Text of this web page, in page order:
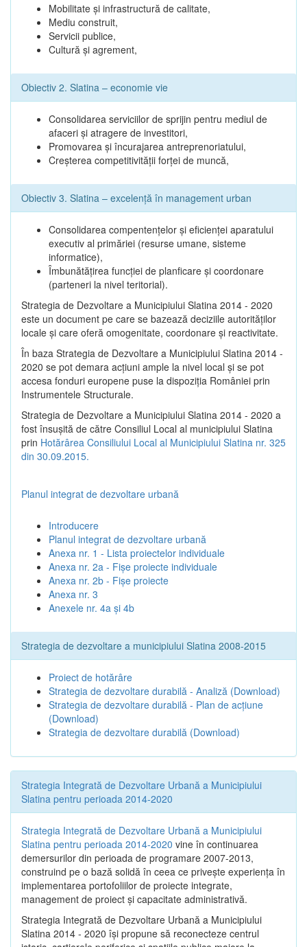
Mobilitate şi infrastructură de calitate,
Mediu construit,
Servicii publice,
Cultură şi agrement,
Obiectiv 2. Slatina – economie vie
Consolidarea serviciilor de sprijin pentru mediul de
afaceri şi atragere de investitori,
Promovarea şi încurajarea antreprenoriatului,
Creşterea competitivităţii forţei de muncă,
Obiectiv 3. Slatina – excelenţă în management urban
Consolidarea compentenţelor şi eficienţei aparatului
executiv al primăriei (resurse umane, sisteme
informatice),
Îmbunătăţirea funcţiei de planficare şi coordonare
(parteneri la nivel teritorial).
Strategia de Dezvoltare a Municipiului Slatina 2014 - 2020
este un document pe care se bazează deciziile autorităţilor
locale şi care oferă omogenitate, coordonare şi reactivitate.
În baza Strategia de Dezvoltare a Municipiului Slatina 2014 -
2020 se pot demara acţiuni ample la nivel local şi se pot
accesa fonduri europene puse la dispoziţia României prin
Instrumentele Structurale.
Strategia de Dezvoltare a Municipiului Slatina 2014 - 2020 a
fost însuşită de către Consiliul Local al municipiului Slatina
prin Hotărârea Consiliului Local al Municipiului Slatina nr. 325
din 30.09.2015.
Planul integrat de dezvoltare urbană
Introducere
Planul integrat de dezvoltare urbană
Anexa nr. 1 - Lista proiectelor individuale
Anexa nr. 2a - Fișe proiecte individuale
Anexa nr. 2b - Fișe proiecte
Anexa nr. 3
Anexele nr. 4a și 4b
Strategia de dezvoltare a municipiului Slatina 2008-2015
Proiect de hotărâre
Strategia de dezvoltare durabilă - Analiză (Download)
Strategia de dezvoltare durabilă - Plan de acțiune
(Download)
Strategia de dezvoltare durabilă (Download)
Strategia Integrată de Dezvoltare Urbană a Municipiului
Slatina pentru perioada 2014-2020
Strategia Integrată de Dezvoltare Urbană a Municipiului
Slatina pentru perioada 2014-2020 vine în continuarea
demersurilor din perioada de programare 2007-2013,
construind pe o bază solidă în ceea ce priveşte experienţa în
implementarea portofoliilor de proiecte integrate,
management de proiect și capacitate administrativă.
Strategia Integrată de Dezvoltare Urbană a Municipiului
Slatina 2014 - 2020 își propune să reconecteze centrul